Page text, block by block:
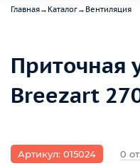
Главная→ Каталог→ Вентиляция
Приточная
Breezart
Артикул: 015024 0